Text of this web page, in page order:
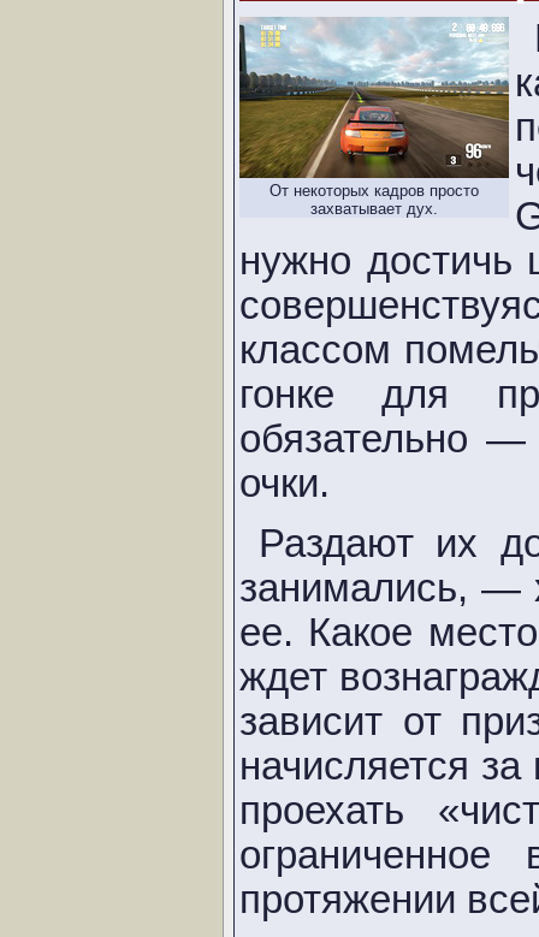
От некоторых кадров просто
захватывает дух.
нужно достичь
классом
гонке для
обязательно —
очки.
Раздают их
занимались, —
ее. Какое
ждет
зависит от
начисляется
проехать
протяжении